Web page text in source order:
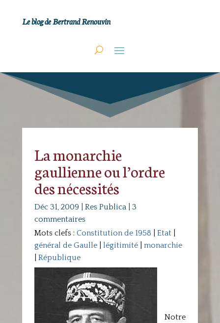
Le blog de Bertrand Renouvin
La monarchie
gaullienne ou l’ordre
des nécessités
Déc 31, 2009 Res Publica| 3
commentaires
Mots clefs : Constitution de 1958 Etat|
général de Gaulle| légitimité| monarchie
République
Notre